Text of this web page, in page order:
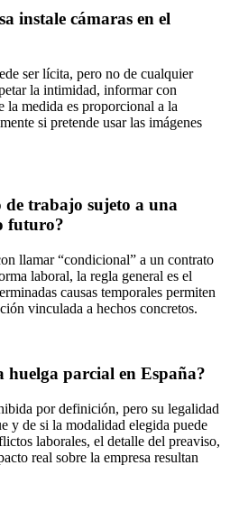
instale cámaras en el
ser lícita, pero no de cualquier
la intimidad, informar con
medida es proporcional a la
si pretende usar las imágenes
trabajo sujeto a una
futuro?
llamar “condicional” a un contrato
laboral, la regla general es el
causas temporales permiten
vinculada a hechos concretos.
huelga parcial en España?
por definición, pero su legalidad
y de si la modalidad elegida puede
laborales, el detalle del preaviso,
real sobre la empresa resultan